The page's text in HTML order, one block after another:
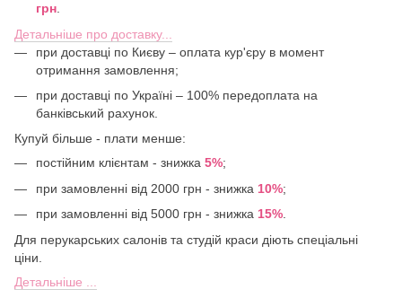
грн
Детальніше про доставку...
при доставці по Києву – оплата кур'єру в момент
отримання замовлення;
при доставці по Україні – 100% передоплата на
банківський рахунок.
Купуй більше - плати менше:
постійним клієнтам - знижка 5%;
при замовленні від 2000 грн - знижка 10%;
при замовленні від 5000 грн - знижка 15%
Для перукарських салонів та студій краси діють спеціальні
ціни.
Детальніше ...